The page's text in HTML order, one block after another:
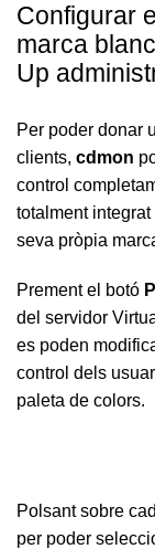
Configurar
marca
Up
Per poder donar
clients, cdmon
control
totalment
seva pròpia
Prement el botó
del servidor
es poden
control dels
paleta de colors.
Polsant sobre
per poder